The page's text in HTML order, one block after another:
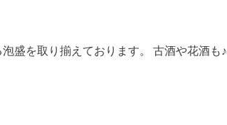
盛を取り揃えております。 古酒や花酒も♪